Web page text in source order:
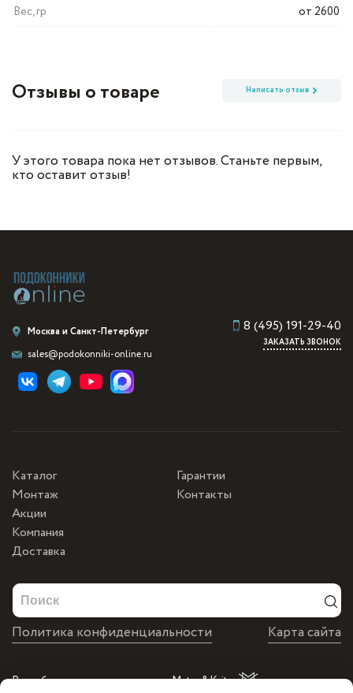
Вес, гр
от 2600
Отзывы о товаре Написать отзыв
У этого товара пока нет отзывов. Станьте первым,
кто оставит отзыв!
Москва и Санкт-Петербург
sales@podokonniki-online.ru
8 (495) 191-29-40
ЗАКАЗАТЬ ЗВОНОК
Каталог
Монтаж
Акции
Компания
Доставка
Гарантии
Контакты
Карта сайта
Политика конфиденциальности
Разработка и продвижение от Matus&Kvits